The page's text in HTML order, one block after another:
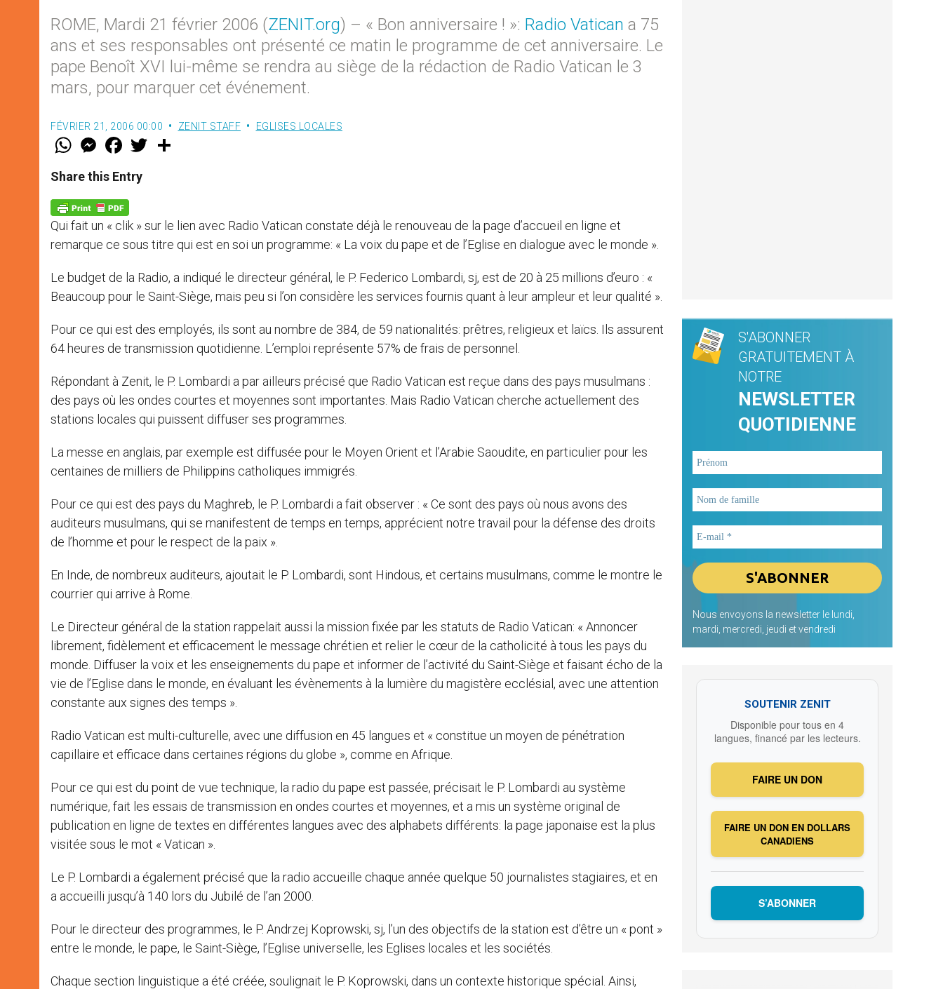
ROME, Mardi 21 février 2006 (ZENIT.org) – « Bon anniversaire ! »: Radio Vatican a 75
ans et ses responsables ont présenté ce matin le programme de cet anniversaire. Le
pape Benoît XVI lui-même se rendra au siège de la rédaction de Radio Vatican le 3
mars, pour marquer cet événement.
FÉVRIER 21, 2006 00:00 ZENIT STAFF EGLISES LOCALES
W
t
s
p
p
M
e
s
e
g
e
r
F
a
e
b
k
w
Share this Entry
Qui fait un « clik » sur le lien avec Radio Vatican constate déjà le renouveau de la page d’accueil en ligne et
remarque ce sous titre qui est en soi un programme: « La voix du pape et de l’Eglise en dialogue avec le monde ».
Le budget de la Radio, a indiqué le directeur général, le P. Federico Lombardi, sj, est de 20 à 25 millions d’euro : «
Beaucoup pour le Saint-Siège, mais peu si l’on considère les services fournis quant à leur ampleur et leur qualité ».
Pour ce qui est des employés, ils sont au nombre de 384, de 59 nationalités: prêtres, religieux et laïcs. Ils assurent
64 heures de transmission quotidienne. L’emploi représente 57% de frais de personnel.
Répondant à Zenit, le P. Lombardi a par ailleurs précisé que Radio Vatican est reçue dans des pays musulmans :
des pays où les ondes courtes et moyennes sont importantes. Mais Radio Vatican cherche actuellement des
stations locales qui puissent diffuser ses programmes.
La messe en anglais, par exemple est diffusée pour le Moyen Orient et l’Arabie Saoudite, en particulier pour les
centaines de milliers de Philippins catholiques immigrés.
Pour ce qui est des pays du Maghreb, le P. Lombardi a fait observer : « Ce sont des pays où nous avons des
auditeurs musulmans, qui se manifestent de temps en temps, apprécient notre travail pour la défense des droits
de l’homme et pour le respect de la paix ».
En Inde, de nombreux auditeurs, ajoutait le P. Lombardi, sont Hindous, et certains musulmans, comme le montre le
courrier qui arrive à Rome.
Le Directeur général de la station rappelait aussi la mission fixée par les statuts de Radio Vatican: « Annoncer
librement, fidèlement et efficacement le message chrétien et relier le cœur de la catholicité à tous les pays du
monde. Diffuser la voix et les enseignements du pape et informer de l’activité du Saint-Siège et faisant écho de la
vie de l’Eglise dans le monde, en évaluant les évènements à la lumière du magistère ecclésial, avec une attention
constante aux signes des temps ».
Radio Vatican est multi-culturelle, avec une diffusion en 45 langues et « constitue un moyen de pénétration
capillaire et efficace dans certaines régions du globe », comme en Afrique.
Pour ce qui est du point de vue technique, la radio du pape est passée, précisait le P. Lombardi au système
numérique, fait les essais de transmission en ondes courtes et moyennes, et a mis un système original de
publication en ligne de textes en différentes langues avec des alphabets différents: la page japonaise est la plus
visitée sous le mot « Vatican ».
Le P. Lombardi a également précisé que la radio accueille chaque année quelque 50 journalistes stagiaires, et en
a accueilli jusqu’à 140 lors du Jubilé de l’an 2000.
Pour le directeur des programmes, le P. Andrzej Koprowski, sj, l’un des objectifs de la station est d’être un « pont »
entre le monde, le pape, le Saint-Siège, l’Eglise universelle, les Eglises locales et les sociétés.
Chaque section linguistique a été créée, soulignait le P. Koprowski, dans un contexte historique spécial. Ainsi,
S'ABONNER
GRATUITEMENT À
NOTRE
NEWSLETTER
QUOTIDIENNE
Nous envoyons la newsletter le lundi,
mardi, mercredi, jeudi et vendredi
SOUTENIR ZENIT
Disponible pour tous en 4
langues, financé par les lecteurs.
FAIRE UN DON
FAIRE UN DON EN DOLLARS
CANADIENS
S’ABONNER